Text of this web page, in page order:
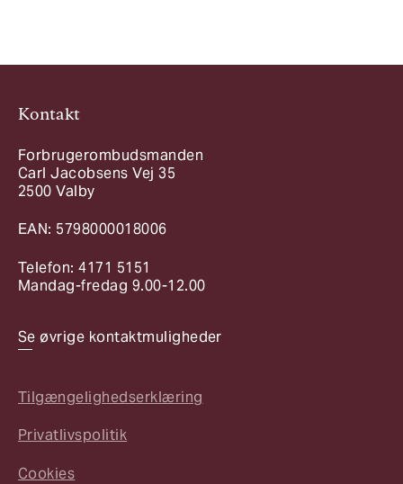
Kontakt
Forbrugerombudsmanden
Carl Jacobsens Vej 35
2500 Valby
EAN: 5798000018006
Telefon: 4171 5151
Mandag-fredag 9.00-12.00
Se øvrige kontaktmuligheder
Tilgængelighedserklæring
Privatlivspolitik
Cookies